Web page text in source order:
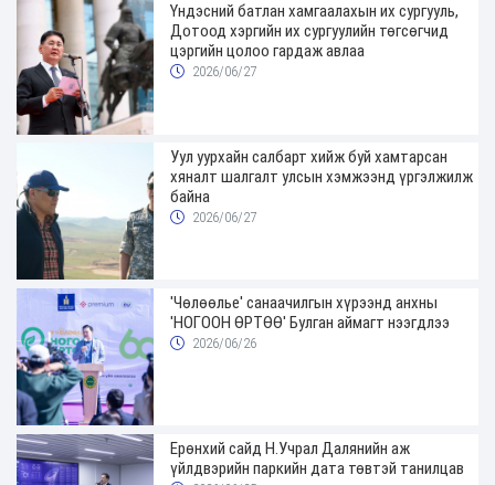
Үндэсний батлан хамгаалахын их сургууль,
Дотоод хэргийн их сургуулийн төгсөгчид
цэргийн цолоо гардаж авлаа
2026/06/27
Уул уурхайн салбарт хийж буй хамтарсан
хяналт шалгалт улсын хэмжээнд үргэлжилж
байна
2026/06/27
'Чөлөөлье' санаачилгын хүрээнд анхны
'НОГООН ӨРТӨӨ' Булган аймагт нээгдлээ
2026/06/26
Ерөнхий сайд Н.Учрал Далянийн аж
үйлдвэрийн паркийн дата төвтэй танилцав